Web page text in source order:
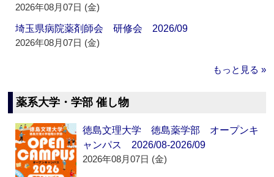
2026年08月07日 (金)
埼玉県病院薬剤師会 研修会 2026/09
2026年08月07日 (金)
もっと見る »
薬系大学・学部 催し物
徳島文理大学 徳島薬学部 オープンキ
ャンパス 2026/08-2026/09
2026年08月07日 (金)